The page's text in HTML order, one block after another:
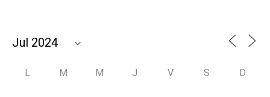
L M M J V S D